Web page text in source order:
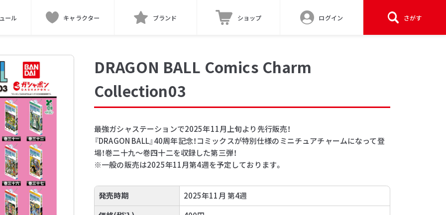
ール キャラクター ブランド ショップ ログイン さがす
DRAGON BALL Comics Charm
Collection03
最強ガシャステーションで2025年11月上旬より先行販売！
『DRAGON BALL』40周年記念！コミックスが特別仕様のミニチュアチャームになって登
場！巻二十九～巻四十二を収録した第三弾！
※一般の販売は2025年11月第4週を予定しております。
発売時期
2025年11月 第4週